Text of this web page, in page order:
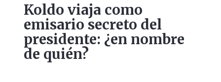
Koldo viaja como
emisario secreto del
presidente: ¿en nombre
de quién?